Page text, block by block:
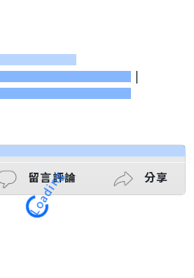
|
留言評論 分享
Loading